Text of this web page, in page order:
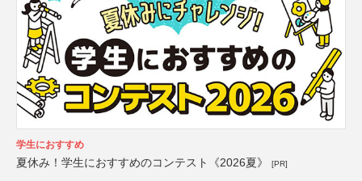
学生におすすめ
夏休み！学生におすすめのコンテスト《2026夏》 [PR]